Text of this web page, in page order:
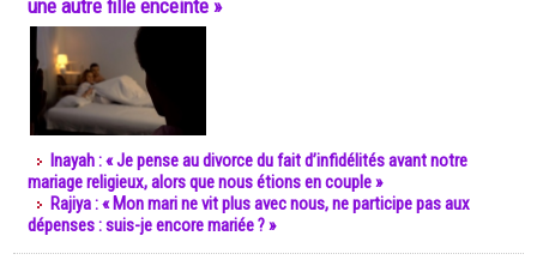
une autre fille enceinte »
Inayah : « Je pense au divorce du fait d’infidélités avant notre
mariage religieux, alors que nous étions en couple »
Rajiya : « Mon mari ne vit plus avec nous, ne participe pas aux
dépenses : suis-je encore mariée ? »